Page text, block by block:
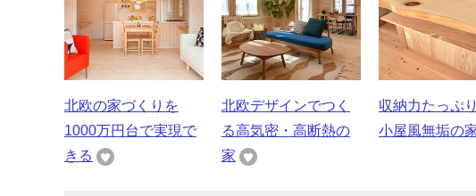
北欧の家づくりを
1000万円台で実現で
きる
北欧デザインでつく
る高気密・高断熱の
家
収納力たっぷ
小屋風無垢の